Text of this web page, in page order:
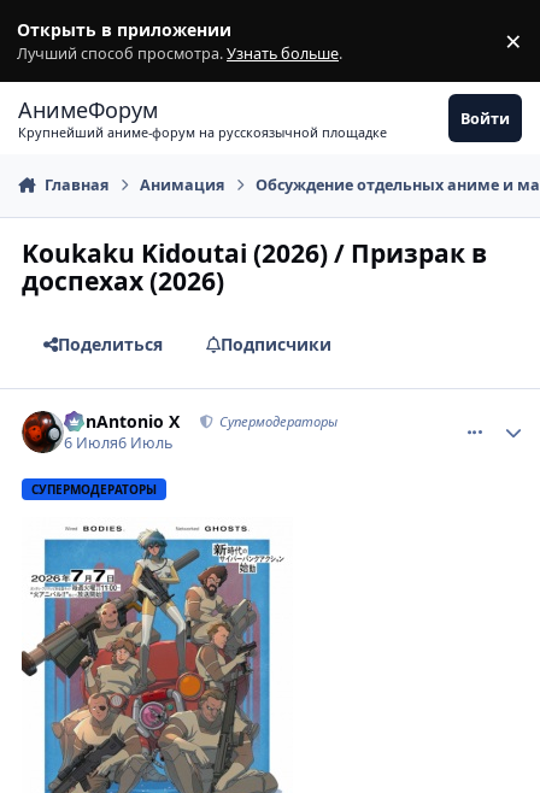
Открыть в приложении
Лучший способ просмотра.Узнать больше. ×
АнимеФорум
Крупнейший аниме-форум на русскоязычной площадке
Войти
Главная Анимация Обсуждение отдельных аниме и
Koukaku Kidoutai (2026) / Призрак в
доспехах (2026)
Поделиться Подписчики
BonAntonio X Супермодераторы
6 Июля6 Июль
СУПЕРМОДЕРАТОРЫ